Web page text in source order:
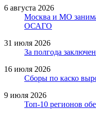
6 августа 2026
Москва и МО
ОСАГО
31 июля 2026
За полгода
16 июля 2026
Сборы по каско
9 июля 2026
Топ-10 регионов